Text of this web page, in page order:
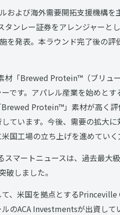
および海外需要開拓支援機構を
ンレー証券をアレンジャーと
を発表。本ラウンド完了後の評
「Brewed Protein™（ブリュ
です。アパレル産業を始めと
Protein™」素材が高く
ています。今後、需要の拡大
国工場の立ち上げを進めていく
マートニュースは、過去最大
しました。
、米国を拠点とする
のACA Investmentsが出資して